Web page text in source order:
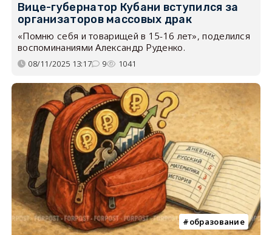
Вице-губернатор Кубани вступился за
организаторов массовых драк
«Помню себя и товарищей в 15-16 лет», поделился
воспоминаниями Александр Руденко.
08/11/2025 13:17 9 1041
образование